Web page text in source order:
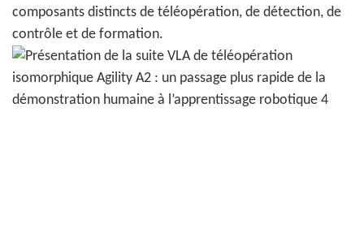
composants distincts de téléopération, de détection, de
contrôle et de formation.